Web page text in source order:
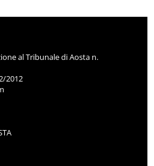
al Tribunale di Aosta n.
2012